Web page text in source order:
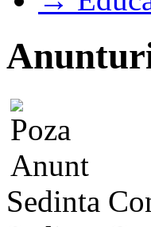
Sedinta